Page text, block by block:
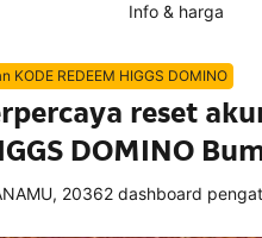
Info & harga
KODE REDEEM HIGGS DOMINO
reset
DOMINO
20362 dashboard